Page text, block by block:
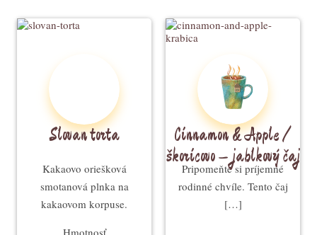
Slovan torta
Kakaovo oriešková
smotanová plnka na
kakaovom korpuse.
Hmotnosť
Cinnamon & Apple /
škoricovo – jablkový čaj
Pripomeňte si príjemné
rodinné chvíle. Tento čaj
[…]